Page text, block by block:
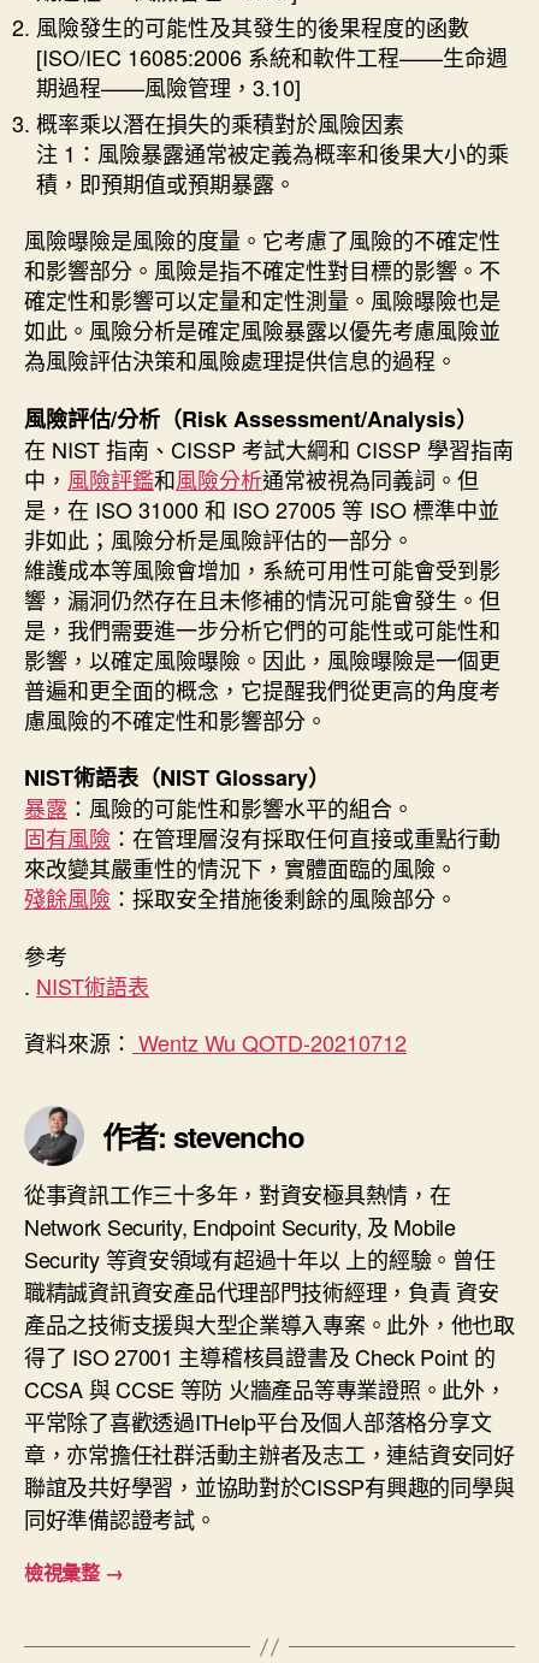
風險發生的可能性及其發生的後果程度的函數
[ISO/IEC 16085:2006 系統和軟件工程——生命週
期過程——風險管理，3.10]
概率乘以潛在損失的乘積對於風險因素
注 1：風險暴露通常被定義為概率和後果大小的乘
積，即預期值或預期暴露。
風險曝險是風險的度量。它考慮了風險的不確定性
和影響部分。風險是指不確定性對目標的影響。不
確定性和影響可以定量和定性測量。風險曝險也是
如此。風險分析是確定風險暴露以優先考慮風險並
為風險評估決策和風險處理提供信息的過程。
風險評估/分析（Risk Assessment/Analysis）
在 NIST 指南、CISSP 考試大綱和 CISSP 學習指南
中， 風險評鑑和風險分析通常被視為同義詞。但
是，在 ISO 31000 和 ISO 27005 等 ISO 標準中並
非如此；風險分析是風險評估的一部分。
維護成本等風險會增加，系統可用性可能會受到影
響，漏洞仍然存在且未修補的情況可能會發生。但
是，我們需要進一步分析它們的可能性或可能性和
影響，以確定風險曝險。因此，風險曝險是一個更
普遍和更全面的概念，它提醒我們從更高的角度考
慮風險的不確定性和影響部分。
NIST術語表（NIST Glossary）
暴露 ：風險的可能性和影響水平的組合。
固有風險 ：在管理層沒有採取任何直接或重點行動
來改變其嚴重性的情況下，實體面臨的風險。
殘餘風險 ：採取安全措施後剩餘的風險部分。
參考
. NIST術語表
資料來源： Wentz Wu QOTD-20210712
作者: stevencho
從事資訊工作三十多年，對資安極具熱情，在
Network Security, Endpoint Security, 及 Mobile
Security 等資安領域有超過十年以 上的經驗。曾任
職精誠資訊資安產品代理部門技術經理，負責 資安
產品之技術支援與大型企業導入專案。此外，他也取
得了 ISO 27001 主導稽核員證書及 Check Point 的
CCSA 與 CCSE 等防 火牆產品等專業證照。此外，
平常除了喜歡透過ITHelp平台及個人部落格分享文
章，亦常擔任社群活動主辦者及志工，連結資安同好
聯誼及共好學習，並協助對於CISSP有興趣的同學與
同好準備認證考試。
檢視彙整 →